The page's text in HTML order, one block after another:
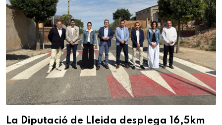
La Diputació de Lleida desplega 16,5km